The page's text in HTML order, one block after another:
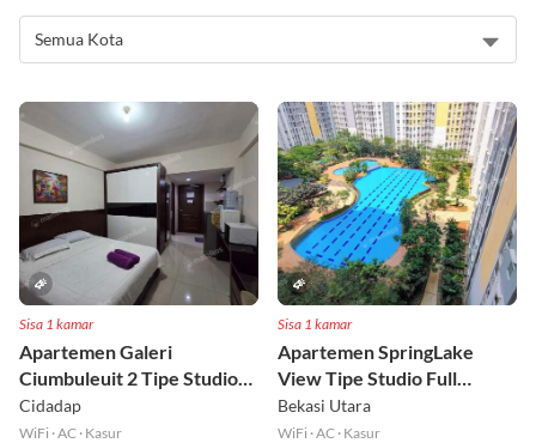
Sisa 1 kamar
Apartemen Galeri
Ciumbuleuit 2 Tipe Studio
Full Furnished Lt 30
Cidadap
WiFi ·AC · Kasur
Sisa 1 kamar
Apartemen SpringLake
View Tipe Studio Full
Furnished Lt 2
Bekasi Utara
WiFi ·AC · Kasur